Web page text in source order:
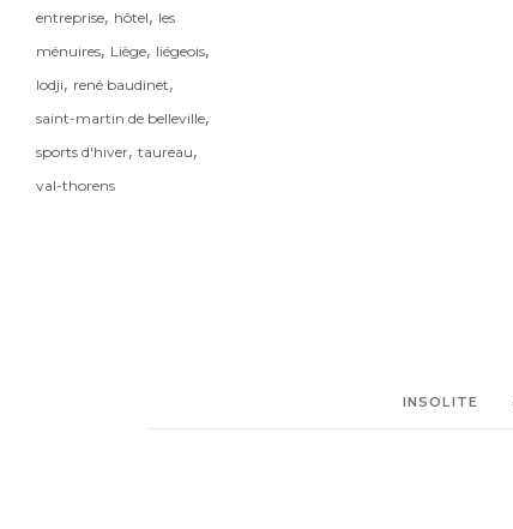
entreprise, hôtel, les
ménuires, Liège, liégeois,
lodji, rené baudinet,
saint-martin de belleville,
sports d'hiver, taureau,
val-thorens
INSOLITE